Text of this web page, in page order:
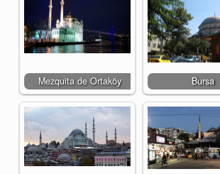
Mezquita de Ortaköy Bursa